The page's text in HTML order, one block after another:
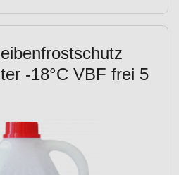
-18°C VBF frei 5